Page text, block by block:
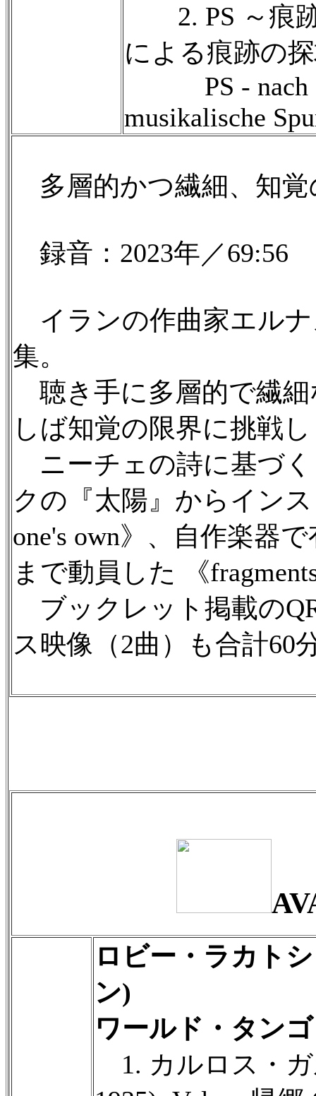
2. PS ～痕跡
による痕跡の
PS - nach
musikalische
多層的かつ繊細、知
録音：2023年／69:56
イランの作曲家エル
集。
聴き手に多層的で繊
しば知覚の限界に挑戦
ニーチェの詩に基づく
クの『太陽』からイン
one's own》、自作楽器
まで動員した 《
ブックレット掲載の
ス映像（2曲）も合計60
ロビー・ラカト
ン)
ワールド・タン
1. カルロス・ガ